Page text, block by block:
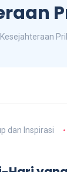
Kesejahteraan
dan Inspirasi